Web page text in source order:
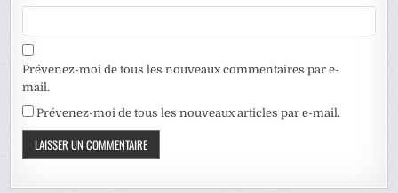
Prévenez-moi de tous les nouveaux commentaires par e-
mail.
Prévenez-moi de tous les nouveaux articles par e-mail.